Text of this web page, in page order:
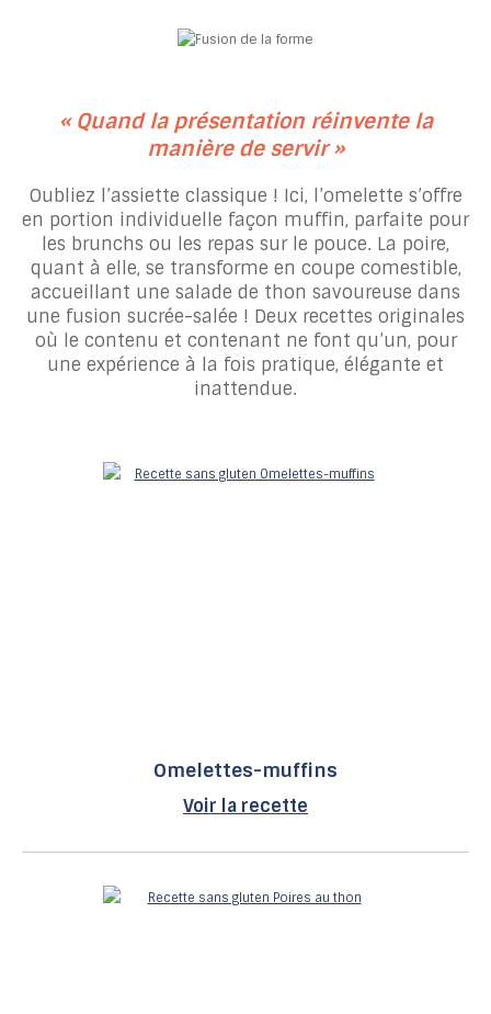
« Quand la présentation réinvente la
manière de servir »
Oubliez l’assiette classique ! Ici, l’omelette s’offre
en portion individuelle façon muffin, parfaite pour
les brunchs ou les repas sur le pouce. La poire,
quant à elle, se transforme en coupe comestible,
accueillant une salade de thon savoureuse dans
une fusion sucrée-salée ! Deux recettes originales
où le contenu et contenant ne font qu’un, pour
une expérience à la fois pratique, élégante et
inattendue.
Omelettes-muffins
Voir la recette